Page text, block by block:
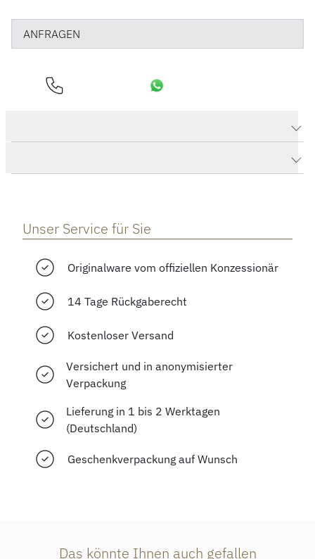
ANFRAGEN
Unser Service für Sie
Originalware vom offiziellen Konzessionär
14 Tage Rückgaberecht
Kostenloser Versand
Versichert und in anonymisierter
Verpackung
Lieferung in 1 bis 2 Werktagen
(Deutschland)
Geschenkverpackung auf Wunsch
Das könnte Ihnen auch gefallen